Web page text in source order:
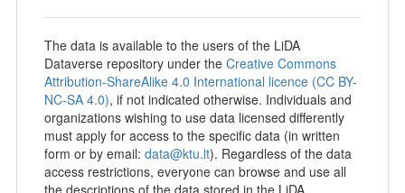
The data is available to the users of the LiDA
Dataverse repository under the Creative Commons
Attribution-ShareAlike 4.0 International licence (CC BY-
NC-SA 4.0), if not indicated otherwise. Individuals and
organizations wishing to use data licensed differently
must apply for access to the specific data (in written
form or by email: data@ktu.lt). Regardless of the data
access restrictions, everyone can browse and use all
the descriptions of the data stored in the LiDA